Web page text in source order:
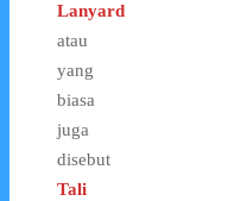
Lanyard
atau
yang
biasa
juga
disebut
Tali